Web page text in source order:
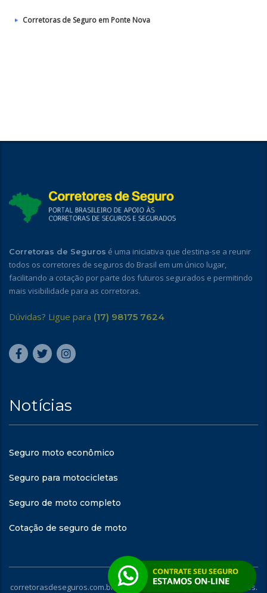
Corretoras de Seguro em Ponte Nova
Corretoras de Seguros é uma iniciativa que destina-se a reunir
todos os corretores de seguros do Brasil em um único lugar,
facilitando a cotação por parte dos futuros segurados e permitindo
mais visibilidade para as corretoras.
Dúvidas? Ligue para (17) 98175 7624
Notícias
Seguro moto econômico
Seguro para motocicletas
Seguro de moto completo
Cotação de seguro de moto
corretorasdeseguros.com.br - © 2023. Todos os direitos reservados.